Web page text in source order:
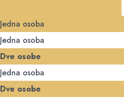
Jedna osoba
Jedna osoba
Dve osobe
Jedna osoba
Dve osobe